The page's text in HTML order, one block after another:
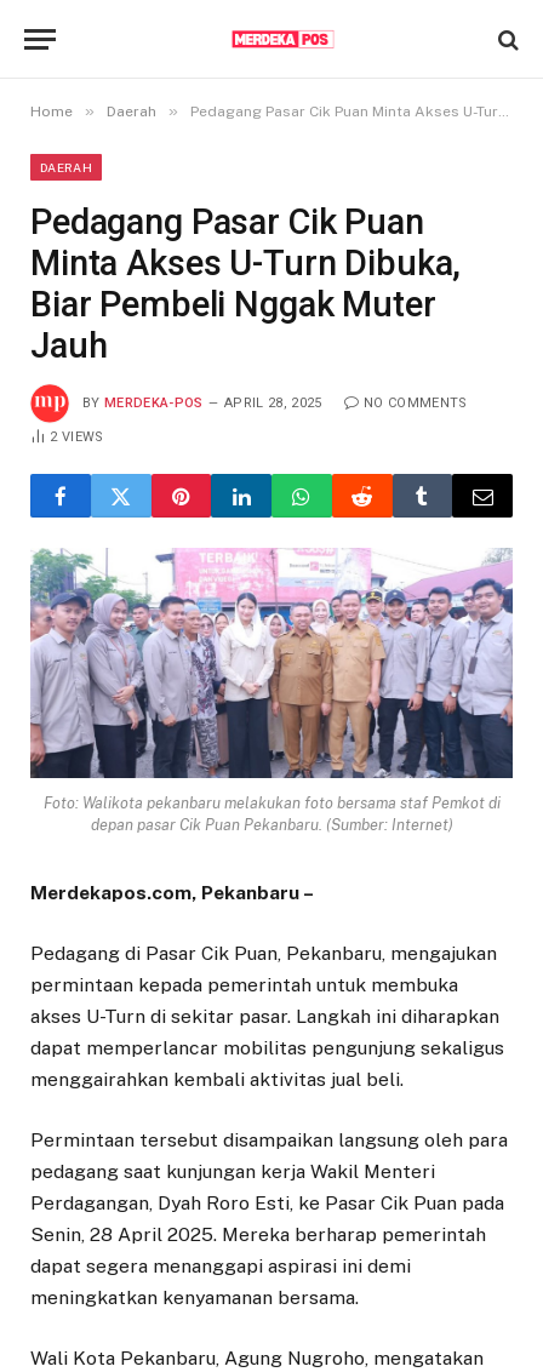
Home » Daerah » Pedagang Pasar Cik Puan Minta Akses U-Turn Dibuka, Biar Pembeli Nggak Muter Jauh
DAERAH
Pedagang Pasar Cik Puan
Minta Akses U-Turn Dibuka,
Biar Pembeli Nggak Muter
Jauh
BY MERDEKA-POS APRIL 28, 2025 NO COMMENTS
2VIEWS
Foto: Walikota pekanbaru melakukan foto bersama staf Pemkot di
depan pasar Cik Puan Pekanbaru. (Sumber: Internet)
Merdekapos.com, Pekanbaru –
Pedagang di Pasar Cik Puan, Pekanbaru, mengajukan
permintaan kepada pemerintah untuk membuka
akses U-Turn di sekitar pasar. Langkah ini diharapkan
dapat memperlancar mobilitas pengunjung sekaligus
menggairahkan kembali aktivitas jual beli.
Permintaan tersebut disampaikan langsung oleh para
pedagang saat kunjungan kerja Wakil Menteri
Perdagangan, Dyah Roro Esti, ke Pasar Cik Puan pada
Senin, 28 April 2025. Mereka berharap pemerintah
dapat segera menanggapi aspirasi ini demi
meningkatkan kenyamanan bersama.
Wali Kota Pekanbaru, Agung Nugroho, mengatakan